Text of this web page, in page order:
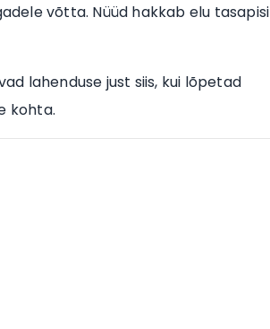
võtta. Nüüd hakkab elu tasapisi
lahenduse just siis, kui lõpetad
kohta.